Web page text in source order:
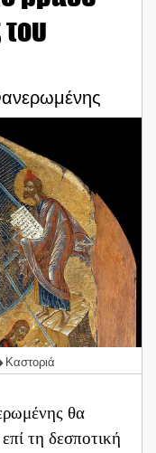
Καστοριά
θα
τη δεσποτική